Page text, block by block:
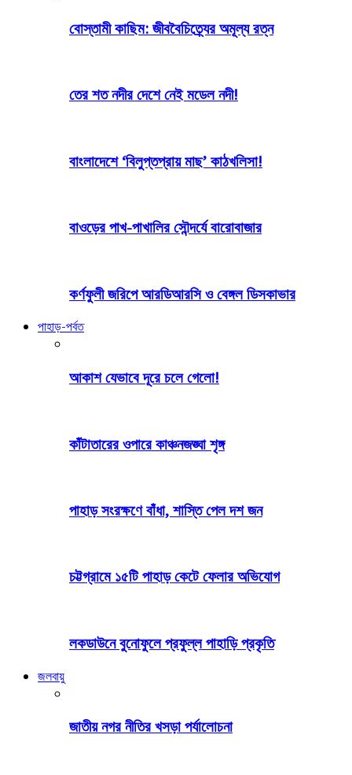
বোস্তামী কাছিম: জীববৈচিত্র্যের অমূল্য রত্ন
তের শত নদীর দেশে নেই মডেল নদী!
বাংলাদেশে ‘বিলুপ্তপ্রায় মাছ’ কাঠখলিসা!
বাওড়ের পাখ-পাখালির সৌন্দর্যে বারোবাজার
কর্ণফুলী জরিপে আরডিআরসি ও বেঙ্গল ডিসকাভার
পাহাড়-পর্বত
আকাশ যেভাবে দূরে চলে গেলো!
কাঁটাতারের ওপারে কাঞ্চনজঙ্ঘা শৃঙ্গ
পাহাড় সংরক্ষণে বাঁধা, শাস্তি পেল দশ জন
চট্টগ্রামে ১৫টি পাহাড় কেটে ফেলার অভিযোগ
লকডাউনে বুনোফুলে প্রফুল্ল পাহাড়ি প্রকৃতি
জলবায়ু
জাতীয় নগর নীতির খসড়া পর্যালোচনা